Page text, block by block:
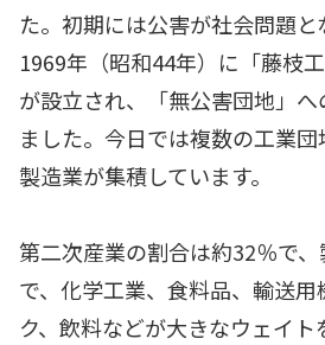
た。初期には公害が社会問題と
1969年（昭和44年）に「藤枝
が設立され、「無公害団地」
ました。今日では複数の工業団
製造業が集積しています。
第二次産業の割合は約32％で
で、化学工業、食料品、輸送用
ク、飲料などが大きなウェイ